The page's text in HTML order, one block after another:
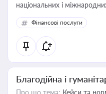
національних і
Фінансові послуги
Благодійна і
Про що тема: Кейси та